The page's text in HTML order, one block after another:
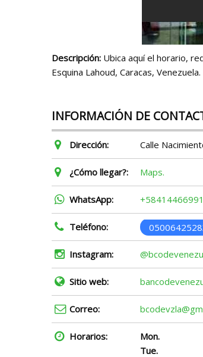
Descripción: Ubica aquí el horario,
Esquina Lahoud, Caracas, Venezuela.
INFORMACIÓN DE
Dirección: Calle
¿Cómo llegar?: Maps.
WhatsApp:
Teléfono:
Instagram:
Sitio web:
Correo:
Horarios: Mon.
Tue.